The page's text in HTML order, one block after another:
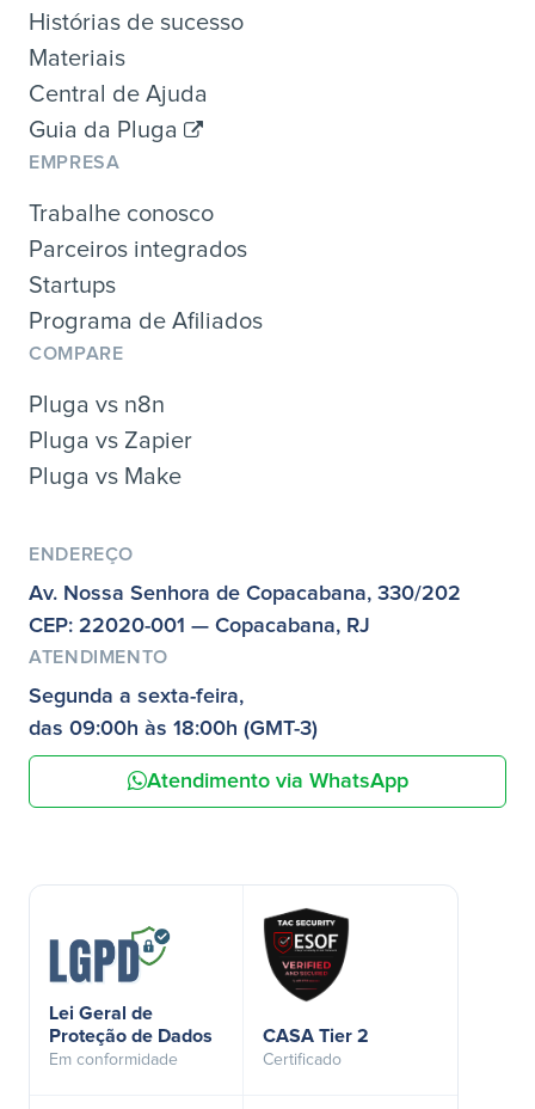
Histórias de sucesso
Materiais
Central de Ajuda
Guia da Pluga
EMPRESA
Trabalhe conosco
Parceiros integrados
Startups
Programa de Afiliados
COMPARE
Pluga vs n8n
Pluga vs Zapier
Pluga vs Make
ENDEREÇO
Av. Nossa Senhora de Copacabana, 330/202
CEP: 22020-001 — Copacabana, RJ
ATENDIMENTO
Segunda a sexta-feira,
das 09:00h às 18:00h (GMT-3)
Atendimento via WhatsApp
Lei Geral de
Proteção de Dados
Em conformidade
CASA Tier 2
Certificado